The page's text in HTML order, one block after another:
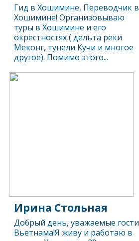
Гид в Хошимине, Переводчик в
Хошимине! Организовываю
туры в Хошимине и его
окрестностях ( дельта реки
Меконг, тунели Кучи и многое
другое). Помимо этого...
Ирина Стольная
Добрый день, уважаемые гости
Вьетнама!Я живу и работаю в